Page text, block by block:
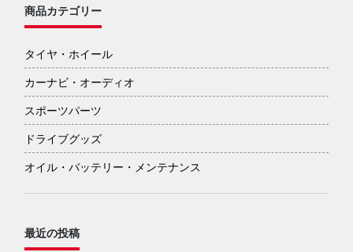
商品カテゴリー
タイヤ・ホイール
カーナビ・オーディオ
スポーツパーツ
ドライブグッズ
オイル・バッテリー・メンテナンス
最近の投稿